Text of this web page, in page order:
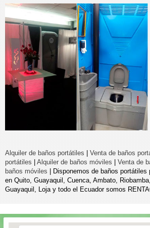
Alquiler de baños portátiles Venta de baños
portátiles
Alquiler de baños móviles Venta de
baños móviles | Disponemos de baños
en Quito, Guayaquil, Cuenca, Ambato,
Guayaquil, Loja y todo el Ecuador somos